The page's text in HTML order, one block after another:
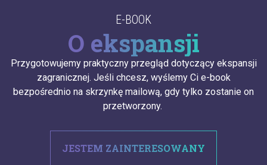
E-BOOK
O ekspansji
Przygotowujemy praktyczny przegląd dotyczący ekspansji
zagranicznej. Jeśli chcesz, wyślemy Ci e-book
bezpośrednio na skrzynkę mailową, gdy tylko zostanie on
przetworzony.
JESTEM ZAINTERESOWANY